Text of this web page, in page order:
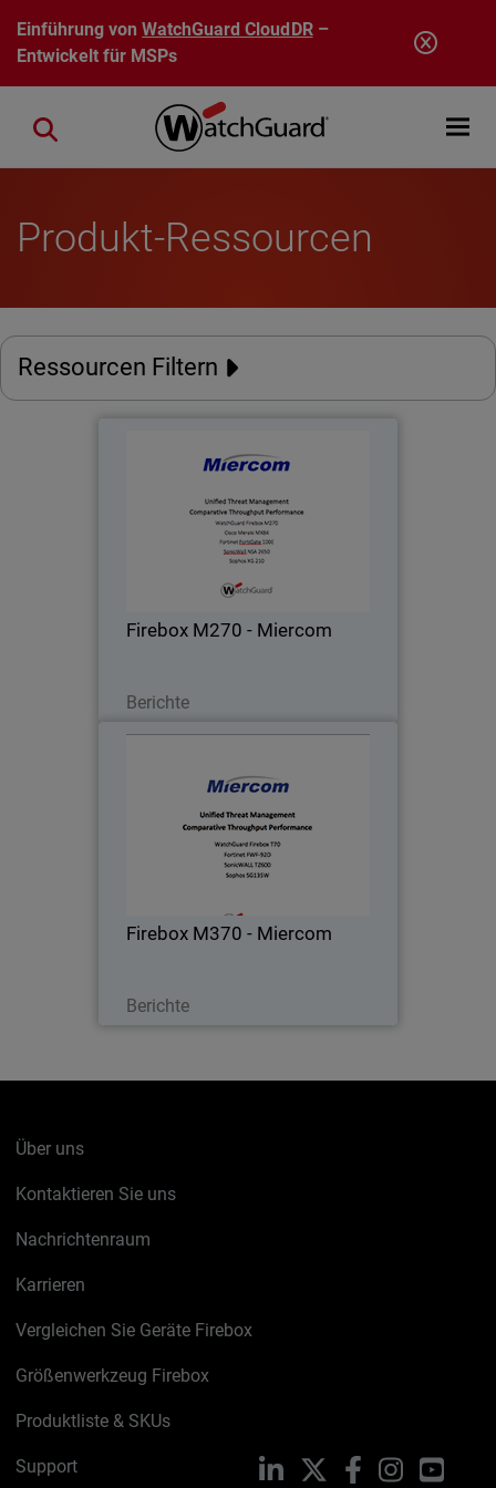
Direkt zum Inhalt
Einführung vonWatchGuard CloudDR–
Entwickelt für MSPs
Open
Close search
Produkt-Ressourcen
Ressourcen Filtern
Firebox M270 - Miercom
Berichte
Miercom used hands-on testing
designed to simulate real-world threat
environments, providing a robust,
realistic assessment of product
Firebox M370 - Miercom
Berichte
Miercom used hands-on testing
designed to simulate real-world threat
environments, providing a robust,
realistic assessment of product
Über uns
Kontaktieren Sie uns
Nachrichtenraum
Karrieren
Vergleichen Sie Geräte Firebox
Größenwerkzeug Firebox
Produktliste & SKUs
Support LinkedIn FacebookInstagram